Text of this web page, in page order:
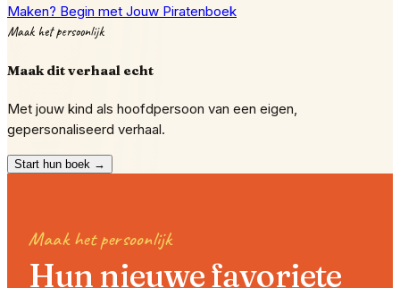
Maken? Begin met Jouw Piratenboek
Maak het persoonlijk
Maak dit verhaal echt
Met jouw kind als hoofdpersoon van een eigen,
gepersonaliseerd verhaal.
Start hun boek →
Maak het persoonlijk
Hun nieuwe favoriete